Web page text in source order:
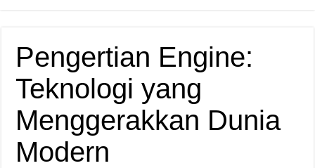
Pengertian Engine:
Teknologi yang
Menggerakkan Dunia
Modern